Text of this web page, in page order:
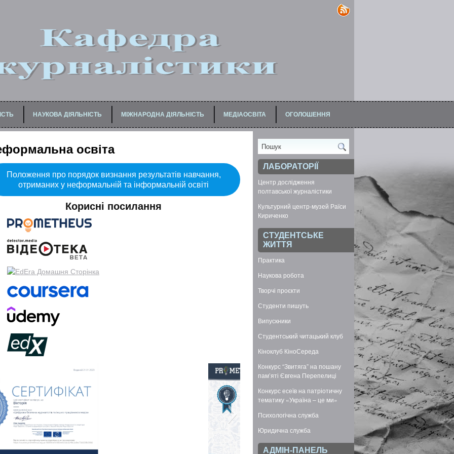
/ СПЕЦІАЛІСТІВ ДЛЯ МЕДІАФАХІВЦІВ ДЛЯ ПЕДАГОГІЧНИХ ПРАЦІВНИКІВ
НАУКОВА ДІЯЛЬНІСТЬ МІЖНАРОДНА ДІЯЛЬНІСТЬ МЕДІАОСВІТА ОГОЛОШЕННЯ
освіта
Положення про порядок визнання результатів навчання,
отриманих у неформальній та інформальній освіті
Корисні посилання
ЛАБОРАТОРІЇ
Центр дослідження
полтавської журналістики
Культурний центр-музей Раїси
Кириченко
СТУДЕНТСЬКЕ
ЖИТТЯ
Практика
Наукова робота
Творчі проєкти
Студенти пишуть
Випускники
Студентський читацький клуб
Кіноклуб КіноСереда
Конкурс “Звитяга” на пошану
пам’яті Євгена Перепелиці
Конкурс есеїв на патріотичну
тематику «Україна – це ми»
Психологічна служба
Юридична служба
АДМІН-ПАНЕЛЬ